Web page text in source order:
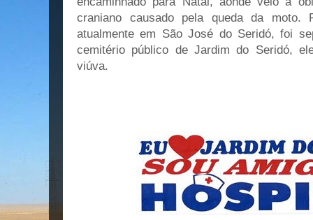
craniano causado pela queda da moto.
atualmente em São José do Seridó, foi
cemitério público de Jardim do Seridó,
viúva.